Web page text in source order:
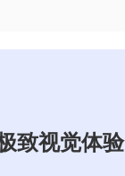
致视觉体验